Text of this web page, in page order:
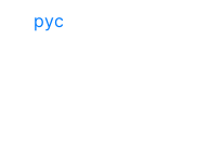
рус